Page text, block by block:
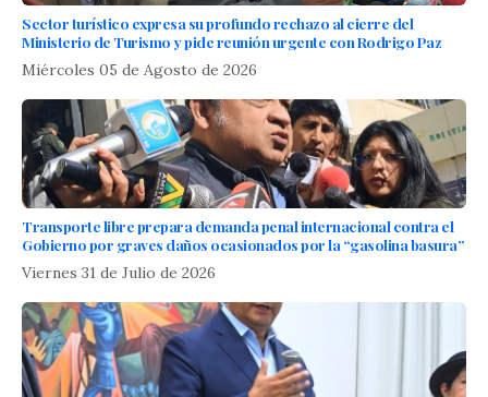
Sector turístico expresa su profundo rechazo al cierre del
Ministerio de Turismo y pide reunión urgente con Rodrigo Paz
Miércoles 05 de Agosto de 2026
Transporte libre prepara demanda penal internacional contra el
Gobierno por graves daños ocasionados por la “gasolina basura”
Viernes 31 de Julio de 2026